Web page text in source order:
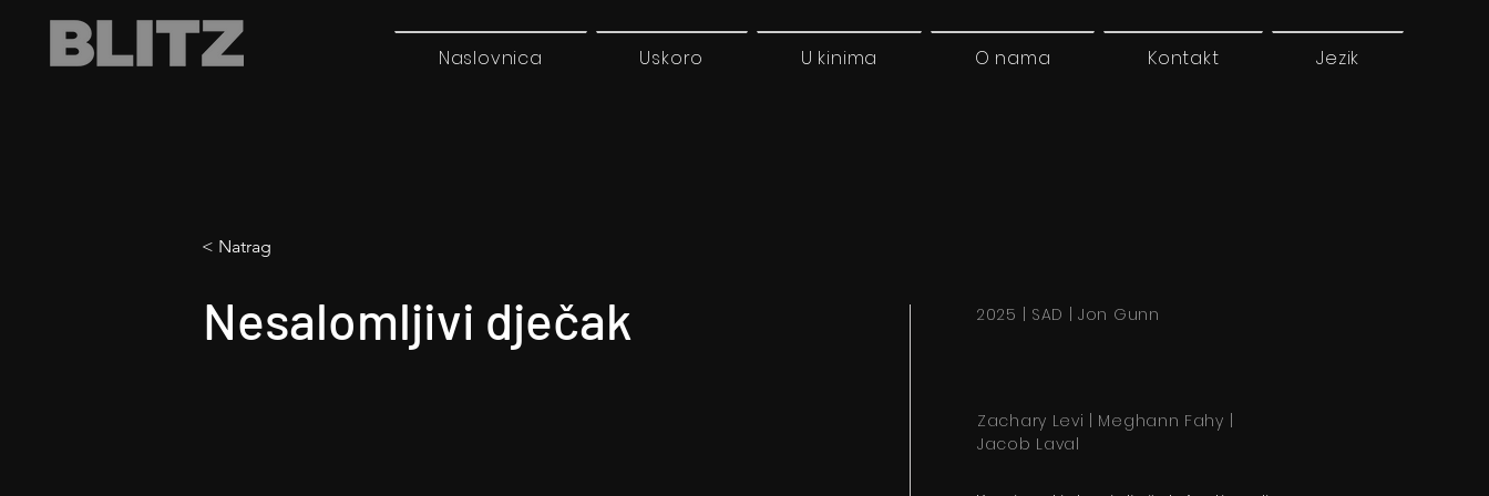
Naslovnica Uskoro U kinima O nama Kontakt Jezik
< Natrag
Nesalomljivi dječak 2025 | SAD | Jon Gunn
Zachary Levi | Meghann Fahy |
Jacob Laval